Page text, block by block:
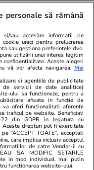
o
cu un băț
coastă
31 iul.
personale să rămână
și/sau accesăm informații pe
unici pentru prelucrarea
sau gestiona preferințele dvs.
utilizării unui interes legitim
confidențialitate. Aceste alegeri
vă vor afecta navigarea. Mai
si agentiile de publicitate
de servicii de date analitice)
ului sa functioneze, pentru a
afisate in functie de
oferi functionalitati aferente
traficul pe website. Beneficiati
din GDPR in legatura cu
Aceste drepturi pot fi exercitate
“ACCEPT TOATE”, acceptati
care implica inclusiv acceptul
de catre Vendor-ii cu
SA MODIFIC SETARILE
in mod individual, mai putin
functionarea website-ului.